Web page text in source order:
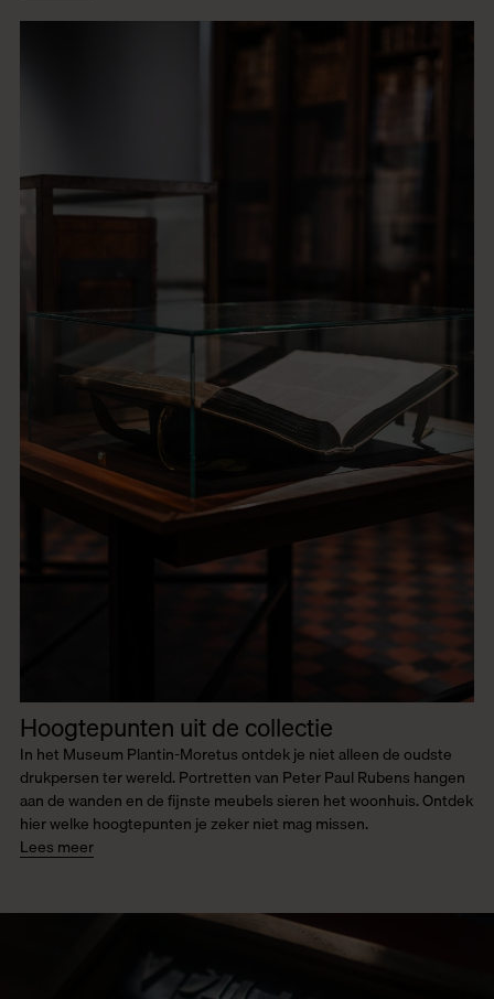
Hoogtepunten uit de collectie
In het Museum Plantin-Moretus ontdek je niet alleen de oudste
drukpersen ter wereld. Portretten van Peter Paul Rubens hangen
aan de wanden en de fijnste meubels sieren het woonhuis. Ontdek
hier welke hoogtepunten je zeker niet mag missen.
Lees meer